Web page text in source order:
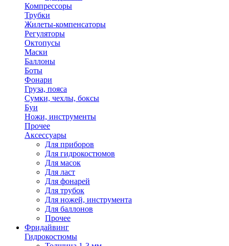
Компрессоры
Трубки
Жилеты-компенсаторы
Регуляторы
Октопусы
Маски
Баллоны
Боты
Фонари
Груза, пояса
Сумки, чехлы, боксы
Буи
Ножи, инструменты
Прочее
Аксессуары
Для приборов
Для гидрокостюмов
Для масок
Для ласт
Для фонарей
Для трубок
Для ножей, инструмента
Для баллонов
Прочее
Фридайвинг
Гидрокостюмы